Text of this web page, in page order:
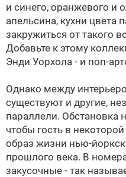
и синего, оранжевого и
апельсина, кухни цвета
закружиться от такого
Добавьте к этому
Энди Уорхола - и поп-
Однако между
существуют и другие,
параллели. Обстановка
чтобы гость в
образ жизни нью-
прошлого века. В
закусочные - так